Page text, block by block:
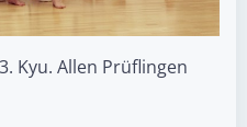
Kyu. Allen Prüflingen